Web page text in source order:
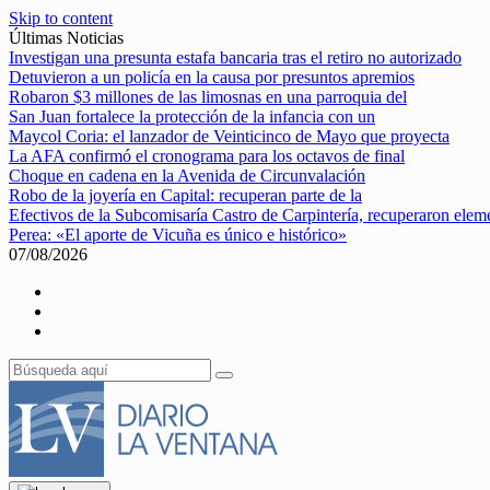
Skip to content
Últimas Noticias
Investigan una presunta estafa bancaria tras el retiro no autorizado
Detuvieron a un policía en la causa por presuntos apremios
Robaron $3 millones de las limosnas en una parroquia del
San Juan fortalece la protección de la infancia con un
Maycol Coria: el lanzador de Veinticinco de Mayo que proyecta
La AFA confirmó el cronograma para los octavos de final
Choque en cadena en la Avenida de Circunvalación
Robo de la joyería en Capital: recuperan parte de la
Efectivos de la Subcomisaría Castro de Carpintería, recuperaron
Perea: «El aporte de Vicuña es único e histórico»
07/08/2026